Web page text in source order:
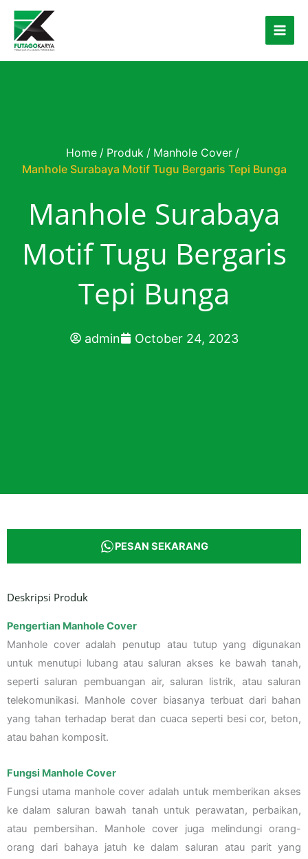
Skip to content
Home / Produk / Manhole Cover /
Manhole Surabaya Motif Tugu Bergaris Tepi Bunga
Manhole Surabaya
Motif Tugu Bergaris
Tepi Bunga
admin October 24, 2023
PESAN SEKARANG
Deskripsi Produk
Pengertian Manhole Cover
Manhole cover adalah penutup atau tutup yang digunakan
untuk menutupi lubang atau saluran akses ke bawah tanah,
seperti saluran pembuangan air, saluran listrik, atau saluran
telekomunikasi. Manhole cover biasanya terbuat dari bahan
yang tahan terhadap berat dan cuaca seperti besi cor, beton,
atau bahan komposit.
Fungsi Manhole Cover
Fungsi utama manhole cover adalah untuk memberikan akses
ke dalam saluran bawah tanah untuk perawatan, perbaikan,
atau pembersihan. Manhole cover juga melindungi orang-
orang dari bahaya jatuh ke dalam saluran atau parit yang